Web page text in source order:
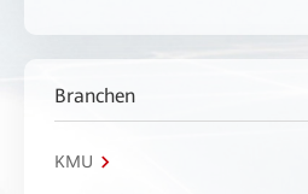
Branchen
KMU